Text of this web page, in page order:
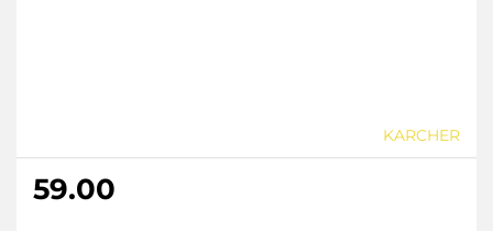
KARCHER
59.00